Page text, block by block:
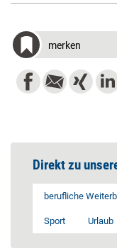
merken
Direkt zu
berufliche
Sport Urlaub